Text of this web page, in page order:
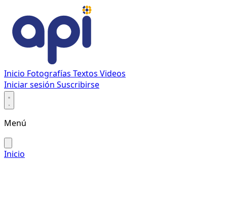
Inicio Fotografías Textos Videos
Iniciar sesión Suscribirse
Menú
Inicio